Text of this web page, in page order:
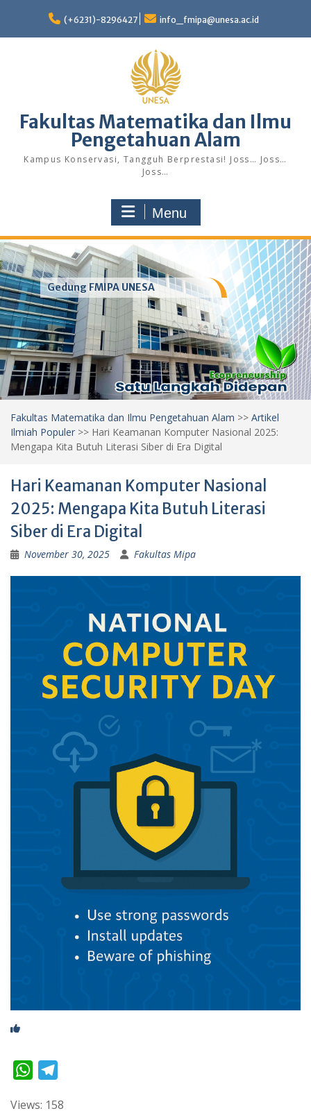
content
(+6231)-8296427 info_fmipa@unesa.ac.id
Fakultas Matematika dan Ilmu
Pengetahuan Alam
Kampus Konservasi, Tangguh Berprestasi! Joss… Joss…
Joss…
Menu
Gedung FMIPA UNESA
Fakultas Matematika dan Ilmu Pengetahuan Alam >> Artikel
Ilmiah Populer >> Hari Keamanan Komputer Nasional 2025:
Mengapa Kita Butuh Literasi Siber di Era Digital
Hari Keamanan Komputer Nasional
2025: Mengapa Kita Butuh Literasi
Siber di Era Digital
November 30, 2025 Fakultas Mipa
W
a
l
Views: 158